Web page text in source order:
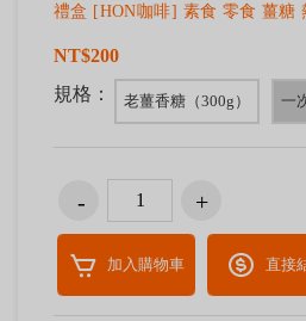
禮盒 [HON咖啡] 素食 零食 薑糖
NT$200
規格：
老薑香糖（300g） 一
加入購物車 直接